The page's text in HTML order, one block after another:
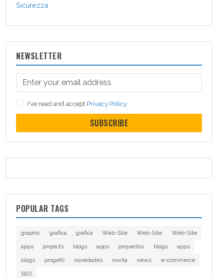
Sicurezza
NEWSLETTER
I've read and accept Privacy Policy
SUBSCRIBE
POPULAR TAGS
graphic grafica grafica Web-Site Web-Site
Web-Site
apps
projects blogs apps proyectos blogs
apps
blogs
progetti novedades novità news
e-commerce
SEO